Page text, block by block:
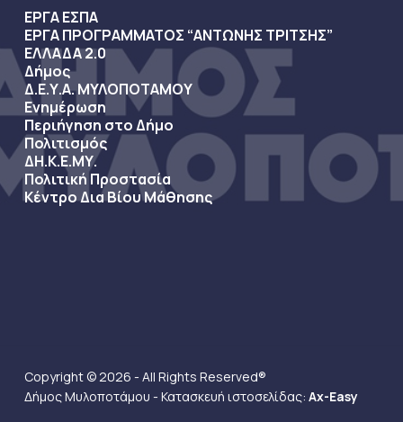
ΕΡΓΑ ΕΣΠΑ
ΕΡΓΑ ΠΡΟΓΡΑΜΜΑΤΟΣ “ΑΝΤΩΝΗΣ ΤΡΙΤΣΗΣ”
ΕΛΛΑΔΑ 2.0
Δήμος
Δ.Ε.Υ.Α. ΜΥΛΟΠΟΤΑΜΟΥ
Ενημέρωση
Περιήγηση στο Δήμο
Πολιτισμός
ΔΗ.Κ.Ε.ΜΥ.
Πολιτική Προστασία
Κέντρο Δια Βίου Μάθησης
Copyright © 2026 - All Rights Reserved®
Δήμος Μυλοποτάμου - Κατασκευή ιστοσελίδας: Ax-Easy